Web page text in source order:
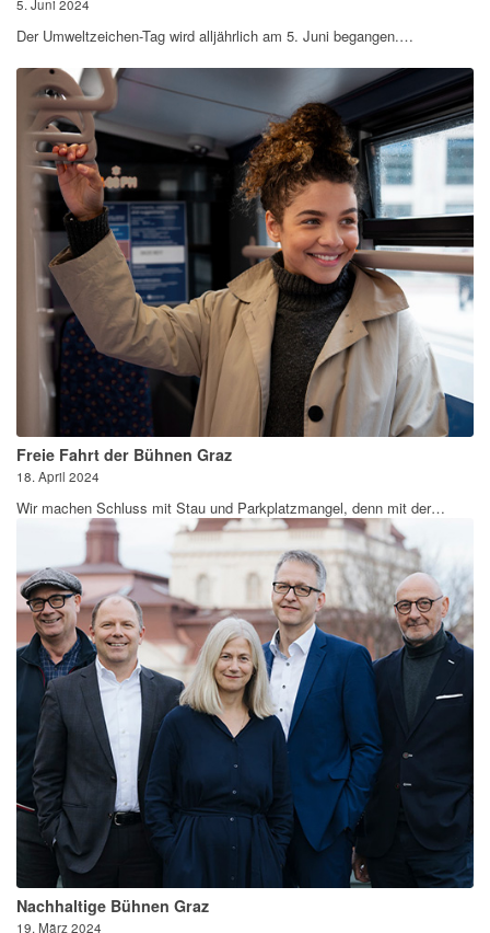
5. Juni 2024
Der Umweltzeichen-Tag wird alljährlich am 5. Juni begangen.…
Freie Fahrt der Bühnen Graz
18. April 2024
Wir machen Schluss mit Stau und Parkplatzmangel, denn mit der…
Nachhaltige Bühnen Graz
19. März 2024